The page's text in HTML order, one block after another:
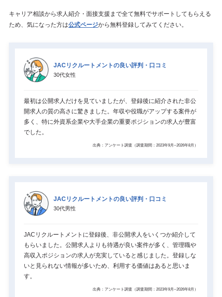
キャリア相談から求人紹介・面接支援まで全て無料でサポートしてもらえる
ため、気になった方は公式ページから無料登録してみてください。
JACリクルートメントの良い評判・口コミ
30代女性
最初は公開求人だけを見ていましたが、登録後に紹介された非公
開求人の質の高さに驚きました。年収や役職がアップする案件が
多く、特に外資系企業や大手企業の重要ポジションの求人が豊富
でした。
出典：アンケート調査（調査期間：2023年9月~2026年8月）
JACリクルートメントの良い評判・口コミ
30代男性
JACリクルートメントに登録後、非公開求人をいくつか紹介して
もらいました。公開求人よりも待遇が良い案件が多く、管理職や
高収入ポジションの求人が充実していると感じました。登録しな
いと見られない情報が多いため、利用する価値はあると思いま
す。
出典：アンケート調査（調査期間：2023年9月~2026年8月）